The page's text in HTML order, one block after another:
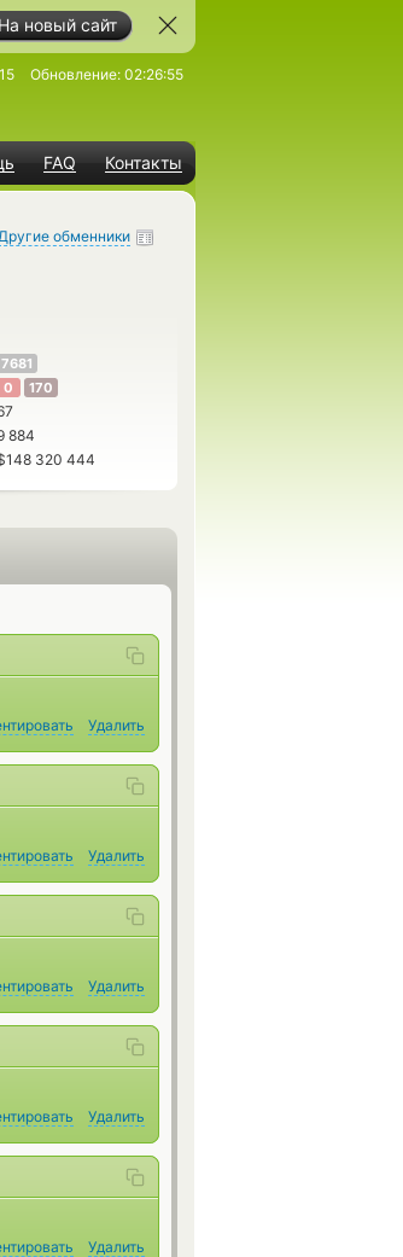
новый сайт
FAQ Контакты
Обновление: 02:26:55
обменники
7681
0 170
884
320 444
Удалить
Удалить
Удалить
Удалить
Удалить